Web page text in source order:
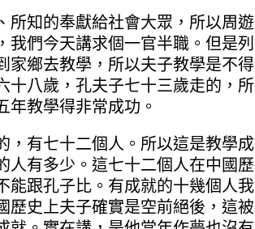
所知的奉獻給社會大眾，所以周遊
們今天講求個一官半職。但是列
家鄉去教學，所以夫子教學是不得
十八歲，孔夫子七十三歲走的，所
年教學得非常成功。
，有七十二個人。所以這是教學成
人有多少。這七十二個人在中國歷
能跟孔子比。有成就的十幾個人我
歷史上夫子確實是空前絕後，這被